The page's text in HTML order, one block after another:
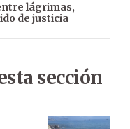
lágrimas,
de justicia
sección